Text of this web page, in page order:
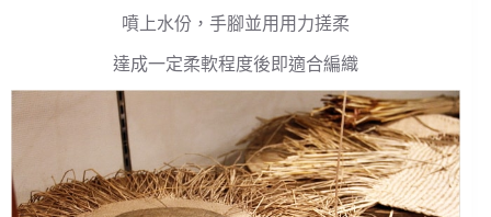
噴上水份，手腳並用用力搓柔
達成一定柔軟程度後即適合編織